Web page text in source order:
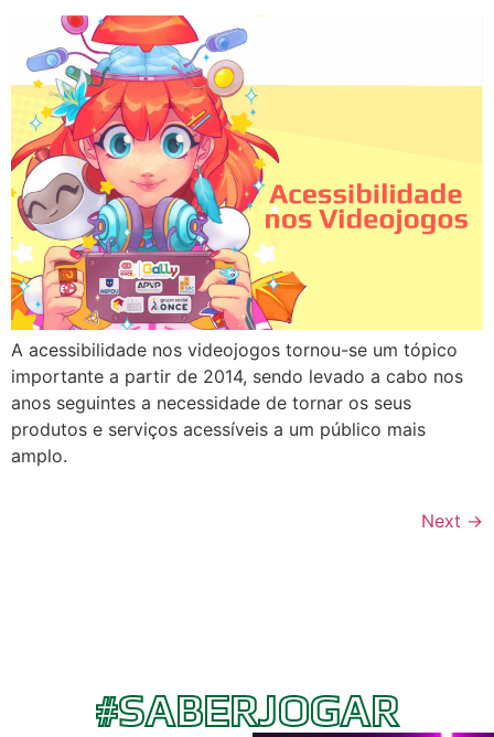
A acessibilidade nos videojogos tornou-se um tópico
importante a partir de 2014, sendo levado a cabo nos
anos seguintes a necessidade de tornar os seus
produtos e serviços acessíveis a um público mais
amplo.
Next →
#SABERJOGAR